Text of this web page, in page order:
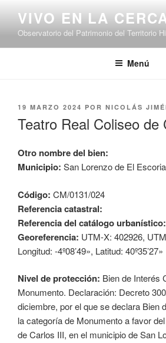
contenido
VIVO EN LA
Observatorio del Patrimonio del Territorio
Menú
PUBLICADO
19 MARZO 2024 POR NICOLÁS
Teatro Real Coliseo de
Otro nombre del bien:
Municipio: San Lorenzo de El
Código: CM/0131/024
Referencia catastral:
Referencia del catálogo urbanístico:
Georeferencia: UTM-X: 402926,
Longitud: -4º08’49», Latitud: 40º35’27»
Nivel de protección: Bien de Interés
Monumento. Declaración: Decreto
diciembre, por el que se declara Bien
la categoría de Monumento a favor
de Carlos III, en el municipio de San